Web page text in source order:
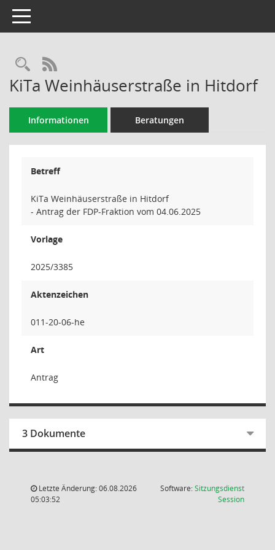
Toggle navigation
Rechercheauswahl
RSS-Feed
KiTa Weinhäuserstraße in Hitdorf
Informationen Beratungen
Betreff
KiTa Weinhäuserstraße in Hitdorf
- Antrag der FDP-Fraktion vom 04.06.2025
Vorlage
2025/3385
Aktenzeichen
011-20-06-he
Art
Antrag
3 Dokumente
Letzte Änderung: 06.08.2026
05:03:52
Software:Sitzungsdienst
Session(Wird in